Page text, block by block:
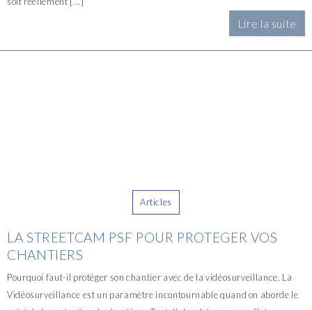
Lire la suite
Articles
LA STREETCAM PSF POUR PROTEGER VOS
CHANTIERS
Pourquoi faut-il protéger son chantier avec de la vidéosurveillance. La
Vidéosurveillance est un paramètre incontournable quand on aborde le